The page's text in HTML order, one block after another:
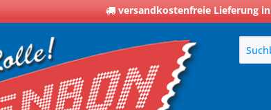
versandkostenfreie Lieferung